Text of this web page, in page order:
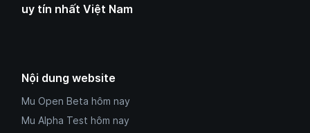
uy tín nhất Việt Nam
Nội dung website
Mu Open Beta hôm nay
Mu Alpha Test hôm nay